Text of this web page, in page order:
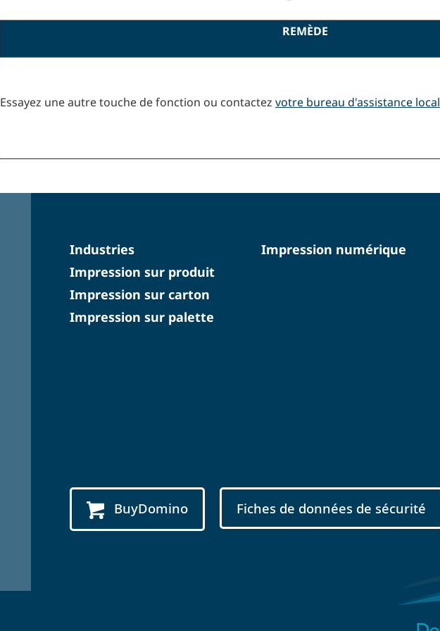
REMÈDE
Essayez une autre touche de fonction ou contactez votre bureau d'assistance local
Industries
Impression sur produit
Impression sur carton
Impression sur palette
Impression numérique
BuyDomino Fiches de données de sécurité